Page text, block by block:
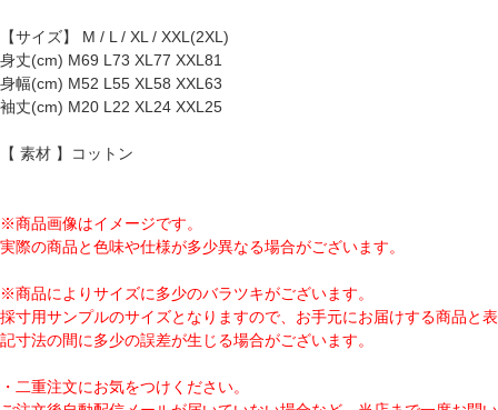
【サイズ】 M / L / XL / XXL(2XL)
身丈(cm) M69 L73 XL77 XXL81
身幅(cm) M52 L55 XL58 XXL63
袖丈(cm) M20 L22 XL24 XXL25
【 素材 】コットン
※商品画像はイメージです。
実際の商品と色味や仕様が多少異なる場合がございます。
※商品によりサイズに多少のバラツキがございます。
採寸用サンプルのサイズとなりますので、お手元にお届けする商品と表
記寸法の間に多少の誤差が生じる場合がございます。
・二重注文にお気をつけください。